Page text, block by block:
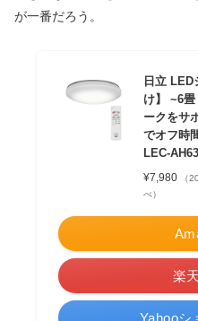
が一番だろう。
日立 LED
け】 ~6
ークをサ
でオフ時
LEC-
¥7,980
（
べ）
楽
Yahooシ